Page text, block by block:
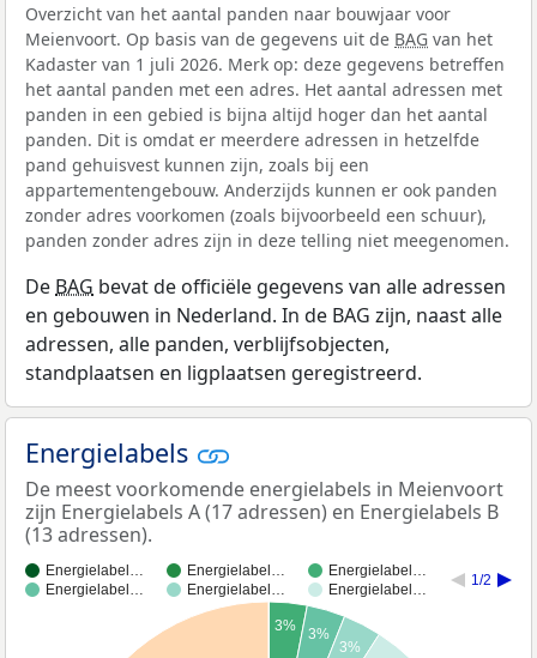
Overzicht van het aantal panden naar bouwjaar voor
Meienvoort. Op basis van de gegevens uit de BAG van het
Kadaster van 1 juli 2026. Merk op: deze gegevens betreffen
het aantal panden met een adres. Het aantal adressen met
panden in een gebied is bijna altijd hoger dan het aantal
panden. Dit is omdat er meerdere adressen in hetzelfde
pand gehuisvest kunnen zijn, zoals bij een
appartementengebouw. Anderzijds kunnen er ook panden
zonder adres voorkomen (zoals bijvoorbeeld een schuur),
panden zonder adres zijn in deze telling niet meegenomen.
De BAG bevat de officiële gegevens van alle adressen
en gebouwen in Nederland. In de BAG zijn, naast alle
adressen, alle panden, verblijfsobjecten,
standplaatsen en ligplaatsen geregistreerd.
Energielabels
De meest voorkomende energielabels in Meienvoort
zijn Energielabels A (17 adressen) en Energielabels B
(13 adressen).
Energielabel… Energielabel…
Energielabel…
Energielabel…
Energielabel… Energielabel…
1/2
3%
3%
3%